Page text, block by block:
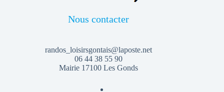
Nous contacter
randos_loisirsgontais@laposte.net
06 44 38 55 90
Mairie 17100 Les Gonds